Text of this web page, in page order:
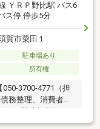
ＹＲＰ野比駅 バス6
ス停 停歩5分
賀市粟田１
駐車場あり
所有権
3700-4771（担
務整理、消費者金
！断れた方！！あ